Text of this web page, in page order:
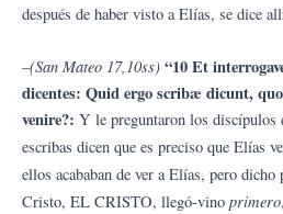
después de haber visto a Elías, se dice
–(San Mateo 17,10ss) “10 Et
dicentes: Quid ergo scribæ dicunt,
venire?: Y le preguntaron los discípulos
escribas dicen que es preciso que Elías
ellos acababan de ver a Elías, pero dicho
Cristo, EL CRISTO, llegó-vino primero